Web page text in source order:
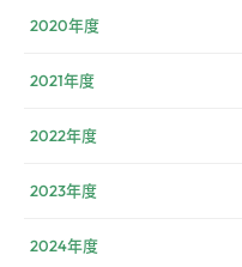
2020年度
2021年度
2022年度
2023年度
2024年度